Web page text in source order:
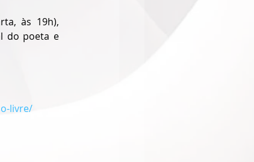
às 19h),
do poeta e
livre/